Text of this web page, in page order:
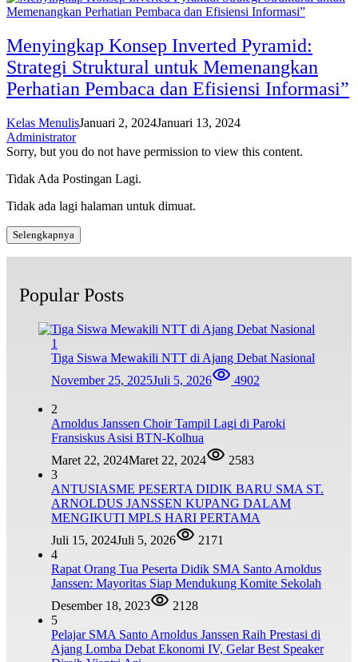
Menyingkap Konsep Inverted Pyramid:
Strategi Struktural untuk Memenangkan
Perhatian Pembaca dan Efisiensi Informasi”
Kelas MenulisJanuari 2, 2024Januari 13, 2024
Administrator
Sorry, but you do not have permission to view this content.
Tidak Ada Postingan Lagi.
Tidak ada lagi halaman untuk dimuat.
Selengkapnya
Popular Posts
1
Tiga Siswa Mewakili NTT di Ajang Debat Nasional
November 25, 2025Juli 5, 2026 4902
2
Arnoldus Janssen Choir Tampil Lagi di Paroki
Fransiskus Asisi BTN-Kolhua
Maret 22, 2024Maret 22, 2024
2583
3
ANTUSIASME PESERTA DIDIK BARU SMA ST.
ARNOLDUS JANSSEN KUPANG DALAM
MENGIKUTI MPLS HARI PERTAMA
Juli 15, 2024Juli 5, 2026
2171
4
Rapat Orang Tua Peserta Didik SMA Santo Arnoldus
Janssen: Mayoritas Siap Mendukung Komite Sekolah
Desember 18, 2023
2128
5
Pelajar SMA Santo Arnoldus Janssen Raih Prestasi di
Ajang Lomba Debat Ekonomi IV, Gelar Best Speaker